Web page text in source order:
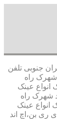
متری گلستان شعبه 2 :تهران شهران جنوبی تلفن
راه
انواع عینک
شهرک راه
عینک
ری بن،اچ اند